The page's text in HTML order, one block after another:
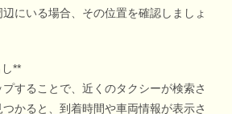
にいる場合、その位置を確認しましょ
**
プすることで、近くのタクシーが検索さ
かると、到着時間や車両情報が表示さ